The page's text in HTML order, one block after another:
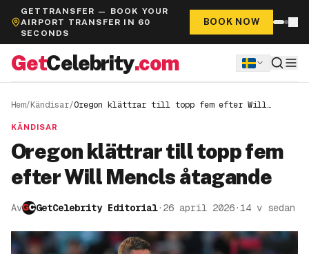
GETTRANSFER — BOOK YOUR
AIRPORT TRANSFER IN 60
SECONDS
BOOK NOW
GetCelebrity.com
Hem/Kändisar/Oregon klättrar till topp fem efter Will
KÄNDISAR
Oregon klättrar till topp fem
efter Will Mencls åtagande
Av GetCelebrity Editorial· 26 april 2026·14 v sedan